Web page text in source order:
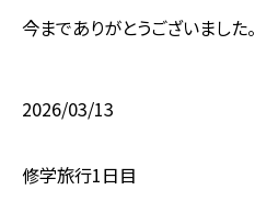
今までありがとうございました。
2026/03/13
修学旅行1日目